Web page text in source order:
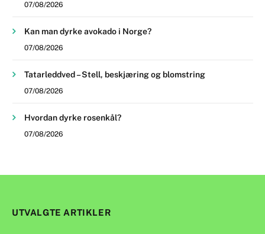
07/08/2026
Kan man dyrke avokado i Norge?
07/08/2026
Tatarleddved – Stell, beskjæring og blomstring
07/08/2026
Hvordan dyrke rosenkål?
07/08/2026
UTVALGTE ARTIKLER